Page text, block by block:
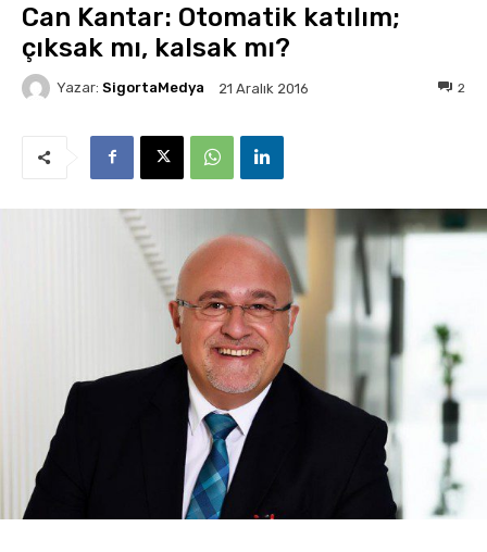
Can Kantar: Otomatik katılım;
çıksak mı, kalsak mı?
Yazar: SigortaMedya 21 Aralık 2016 2